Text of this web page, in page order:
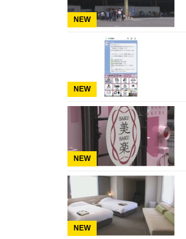
NEW
NEW
NEW
NEW